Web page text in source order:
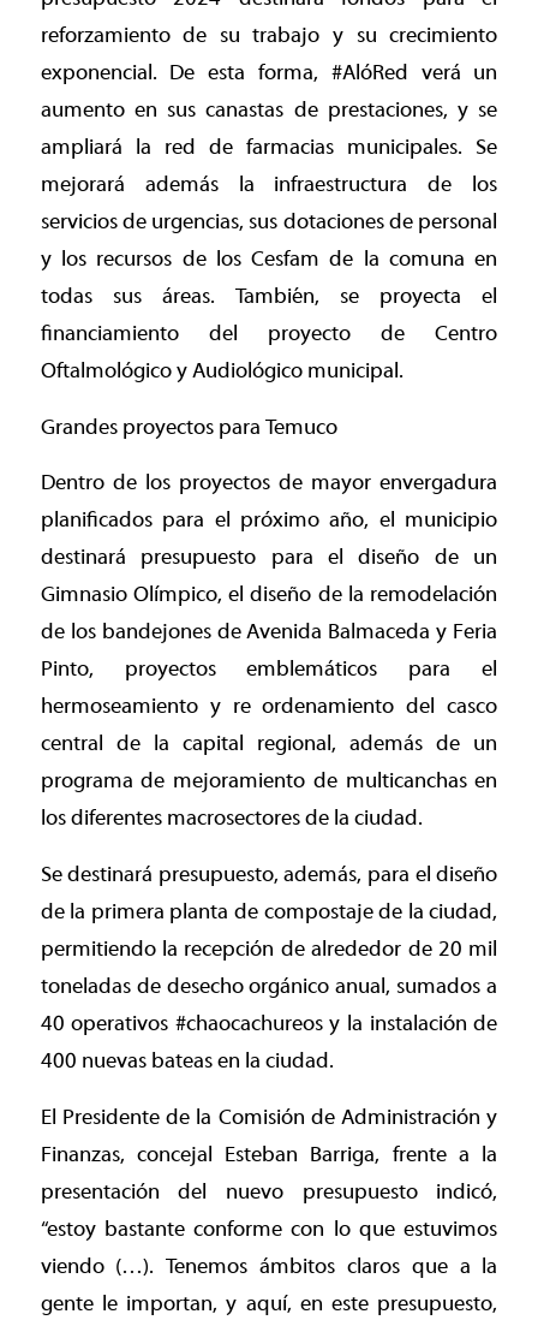
reforzamiento de su trabajo y su crecimiento
exponencial. De esta forma, #AlóRed verá un
aumento en sus canastas de prestaciones, y se
ampliará la red de farmacias municipales. Se
mejorará además la infraestructura de los
servicios de urgencias, sus dotaciones de personal
y los recursos de los Cesfam de la comuna en
todas sus áreas. También, se proyecta el
financiamiento del proyecto de Centro
Oftalmológico y Audiológico municipal.
Grandes proyectos para Temuco
Dentro de los proyectos de mayor envergadura
planificados para el próximo año, el municipio
destinará presupuesto para el diseño de un
Gimnasio Olímpico, el diseño de la remodelación
de los bandejones de Avenida Balmaceda y Feria
Pinto, proyectos emblemáticos para el
hermoseamiento y re ordenamiento del casco
central de la capital regional, además de un
programa de mejoramiento de multicanchas en
los diferentes macrosectores de la ciudad.
Se destinará presupuesto, además, para el diseño
de la primera planta de compostaje de la ciudad,
permitiendo la recepción de alrededor de 20 mil
toneladas de desecho orgánico anual, sumados a
40 operativos #chaocachureos y la instalación de
400 nuevas bateas en la ciudad.
El Presidente de la Comisión de Administración y
Finanzas, concejal Esteban Barriga, frente a la
presentación del nuevo presupuesto indicó,
“estoy bastante conforme con lo que estuvimos
viendo (…). Tenemos ámbitos claros que a la
gente le importan, y aquí, en este presupuesto,